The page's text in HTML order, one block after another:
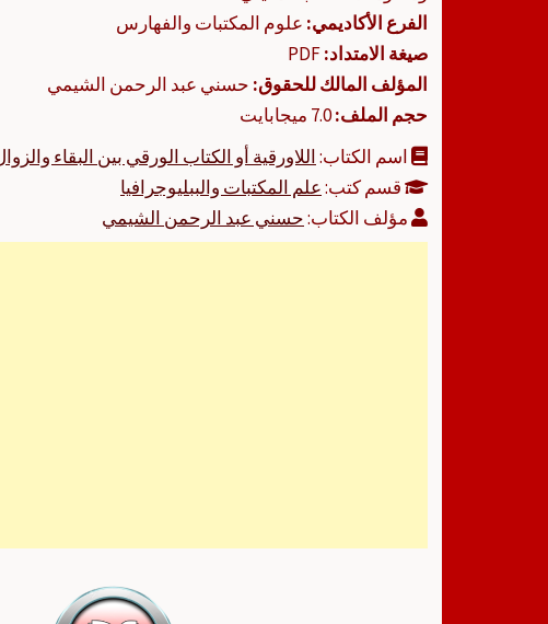
الفرع الأكاديمي: علوم المكتبات والفهارس
صيغة الامتداد:
المؤلف المالك للحقوق: حسني عبد الرحمن الشيمي
حجم الملف:7.0 ميجابايت
اسم الكتاب:اللاورقية أو الكتاب الورقي بين البقاء
قسم كتب:علم المكتبات والببليوجرافيا
مؤلف الكتاب:حسني عبد الرحمن الشيمي